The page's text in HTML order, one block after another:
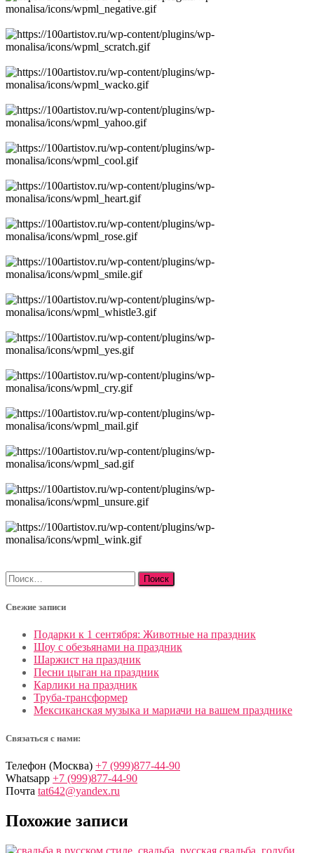
Найти:
Свежие записи
Подарки к 1 сентября: Животные на праздник
Шоу с обезьянами на праздник
Шаржист на праздник
Песни цыган на праздник
Карлики на праздник
Труба-трансформер
Мексиканская музыка и мариачи на вашем празднике
Связаться с нами:
Телефон (Москва) +7 (999)877-44-90
Whatsapp +7 (999)877-44-90
Почта tat642@yandex.ru
Похожие записи